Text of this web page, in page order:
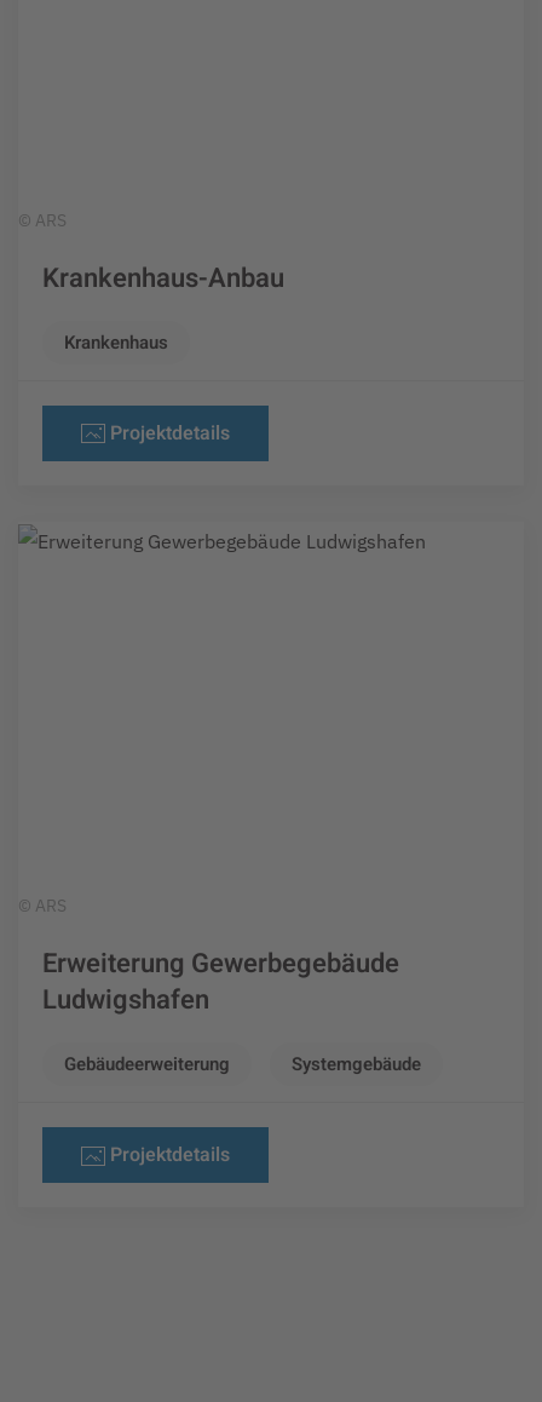
© ARS
Krankenhaus-Anbau
Krankenhaus
Projektdetails
© ARS
Erweiterung Gewerbegebäude
Ludwigshafen
Gebäudeerweiterung Systemgebäude
Projektdetails